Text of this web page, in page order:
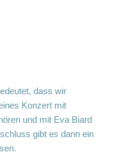
dass wir
Konzert mit
und mit Eva Biard
gibt es dann ein